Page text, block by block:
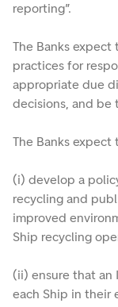
reporting”.
The Banks
practices for
appropriate due
decisions, and be
The Banks
(i) develop a
recycling and
improved
Ship recycling
(ii) ensure that an
each Ship in their